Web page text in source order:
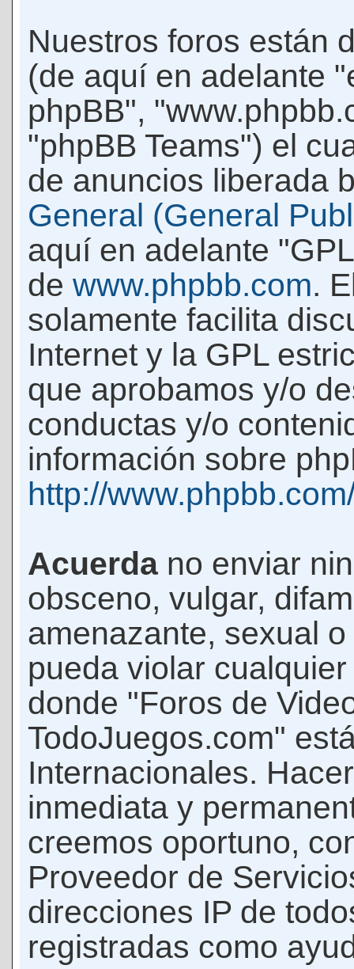
Nuestros foros están
(de aquí en adelante
phpBB",
"phpBB Teams") el
de anuncios liberada
General (General
aquí en adelante
de www.phpbb.com.
solamente facilita
Internet y la GPL
que aprobamos y/o
conductas y/o
información sobre
http://
Acuerda no enviar
obsceno, vulgar,
amenazante, sexual
pueda violar
donde "Foros de
TodoJuegos.com"
Internacionales.
inmediata y
creemos oportuno,
Proveedor de
direcciones IP de
registradas como